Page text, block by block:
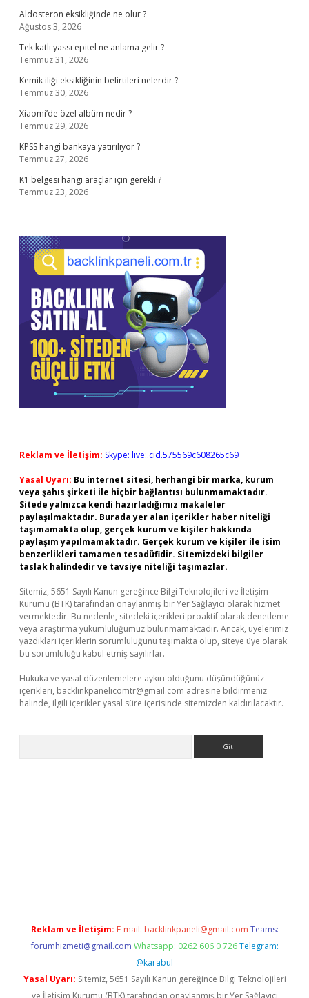
Aldosteron eksikliğinde ne olur ?
Ağustos 3, 2026
Tek katlı yassı epitel ne anlama gelir ?
Temmuz 31, 2026
Kemik iliği eksikliğinin belirtileri nelerdir ?
Temmuz 30, 2026
Xiaomi’de özel albüm nedir ?
Temmuz 29, 2026
KPSS hangi bankaya yatırılıyor ?
Temmuz 27, 2026
K1 belgesi hangi araçlar için gerekli ?
Temmuz 23, 2026
Reklam ve İletişim: Skype: live:.cid.575569c608265c69
Yasal Uyarı: Bu internet sitesi, herhangi bir marka, kurum
veya şahıs şirketi ile hiçbir bağlantısı bulunmamaktadır.
Sitede yalnızca kendi hazırladığımız makaleler
paylaşılmaktadır. Burada yer alan içerikler haber niteliği
taşımamakta olup, gerçek kurum ve kişiler hakkında
paylaşım yapılmamaktadır. Gerçek kurum ve kişiler ile isim
benzerlikleri tamamen tesadüfidir. Sitemizdeki bilgiler
taslak halindedir ve tavsiye niteliği taşımazlar.
Sitemiz, 5651 Sayılı Kanun gereğince Bilgi Teknolojileri ve İletişim
Kurumu (BTK) tarafından onaylanmış bir Yer Sağlayıcı olarak hizmet
vermektedir. Bu nedenle, sitedeki içerikleri proaktif olarak denetleme
veya araştırma yükümlülüğümüz bulunmamaktadır. Ancak, üyelerimiz
yazdıkları içeriklerin sorumluluğunu taşımakta olup, siteye üye olarak
bu sorumluluğu kabul etmiş sayılırlar.
Hukuka ve yasal düzenlemelere aykırı olduğunu düşündüğünüz
içerikleri, backlinkpanelicomtr@gmail.com adresine bildirmeniz
halinde, ilgili içerikler yasal süre içerisinde sitemizden kaldırılacaktır.
Reklam ve İletişim: E-mail: backlinkpaneli@gmail.com Teams:
forumhizmeti@gmail.com Whatsapp: 0262 606 0 726 Telegram:
@karabul
Yasal Uyarı: Sitemiz, 5651 Sayılı Kanun gereğince Bilgi Teknolojileri
ve İletişim Kurumu (BTK) tarafından onaylanmış bir Yer Sağlayıcı